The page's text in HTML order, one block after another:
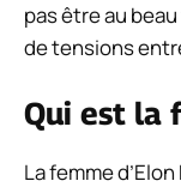
pas être au
de tensions
Qui est la
La femme